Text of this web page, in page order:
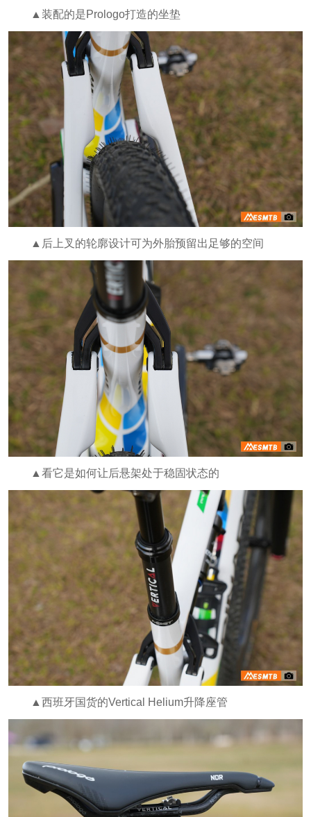
▲装配的是Prologo打造的坐垫
▲后上叉的轮廓设计可为外胎预留出足够的空间
▲看它是如何让后悬架处于稳固状态的
▲西班牙国货的Vertical Helium升降座管